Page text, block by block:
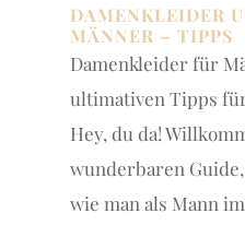
DAMENKLEIDER
MÄNNER – TIPPS
Damenkleider für
ultimativen Tipps
Hey, du da!
wunderbaren
wie man als Mann